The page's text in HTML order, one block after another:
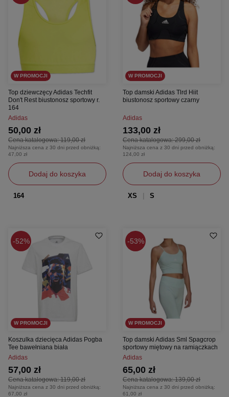
W PROMOCJI
Top dziewczęcy Adidas Techfit
Don't Rest biustonosz sportowy r.
164
Adidas
Cena katalogowa:119,00 zł
50,00 zł
Najniższa cena z 30 dni przed obniżką:
47,00 zł
Dodaj do koszyka
164
W PROMOCJI
Top damski Adidas Tlrd Hiit
biustonosz sportowy czarny
Adidas
Cena katalogowa:299,00 zł
133,00 zł
Najniższa cena z 30 dni przed obniżką:
124,00 zł
Dodaj do koszyka
XS S
52%
W PROMOCJI
Koszulka dziecięca Adidas Pogba
Tee bawełniana biała
Adidas
Cena katalogowa:119,00 zł
57,00 zł
Najniższa cena z 30 dni przed obniżką:
67,00 zł
53%
W PROMOCJI
Top damski Adidas Sml Spagcrop
sportowy miętowy na ramiączkach
Adidas
Cena katalogowa:139,00 zł
65,00 zł
Najniższa cena z 30 dni przed obniżką:
61,00 zł